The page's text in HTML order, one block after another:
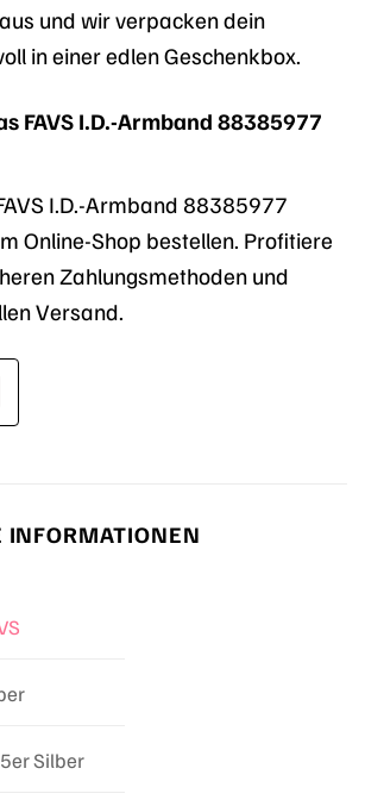
und wir verpacken dein
in einer edlen Geschenkbox.
FAVS I.D.-Armband 88385977
I.D.-Armband 88385977
Online-Shop bestellen. Profitiere
Zahlungsmethoden und
Versand.
INFORMATIONEN
Silber